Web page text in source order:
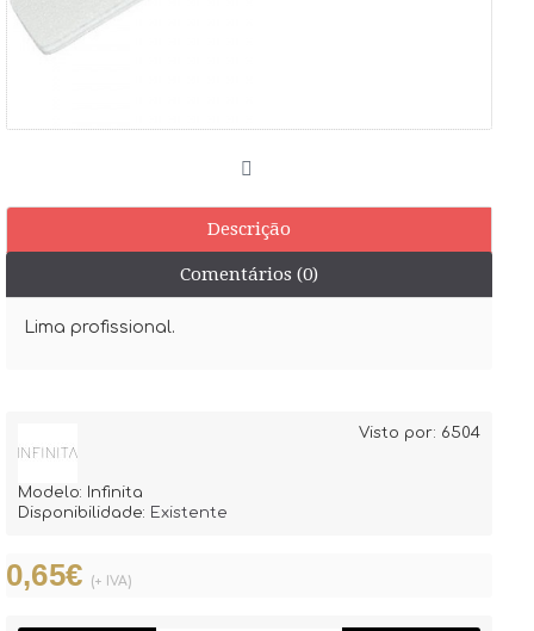
Descrição
Comentários (0)
Lima profissional.
Visto por: 6504
Modelo: Infinita
Disponibilidade: Existente
0,65€ (+ IVA)